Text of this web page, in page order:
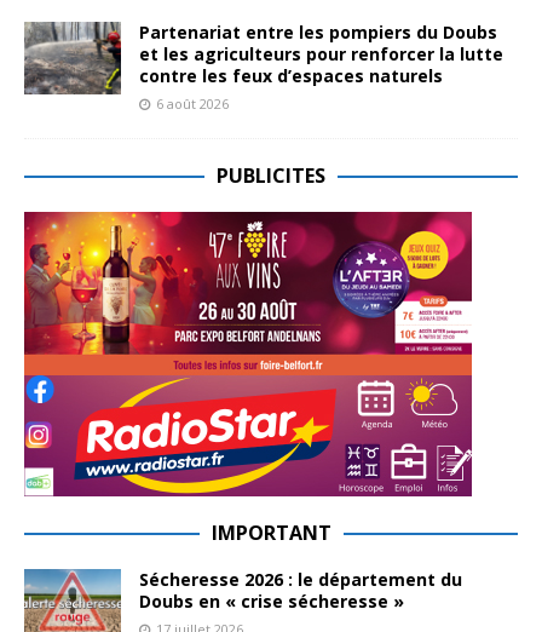
Partenariat entre les pompiers du Doubs
et les agriculteurs pour renforcer la lutte
contre les feux d’espaces naturels
6 août 2026
PUBLICITES
IMPORTANT
Sécheresse 2026 : le département du
Doubs en « crise sécheresse »